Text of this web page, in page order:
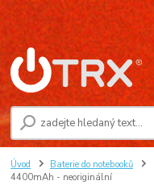
Úvod Baterie do notebooků
4400mAh - neoriginální